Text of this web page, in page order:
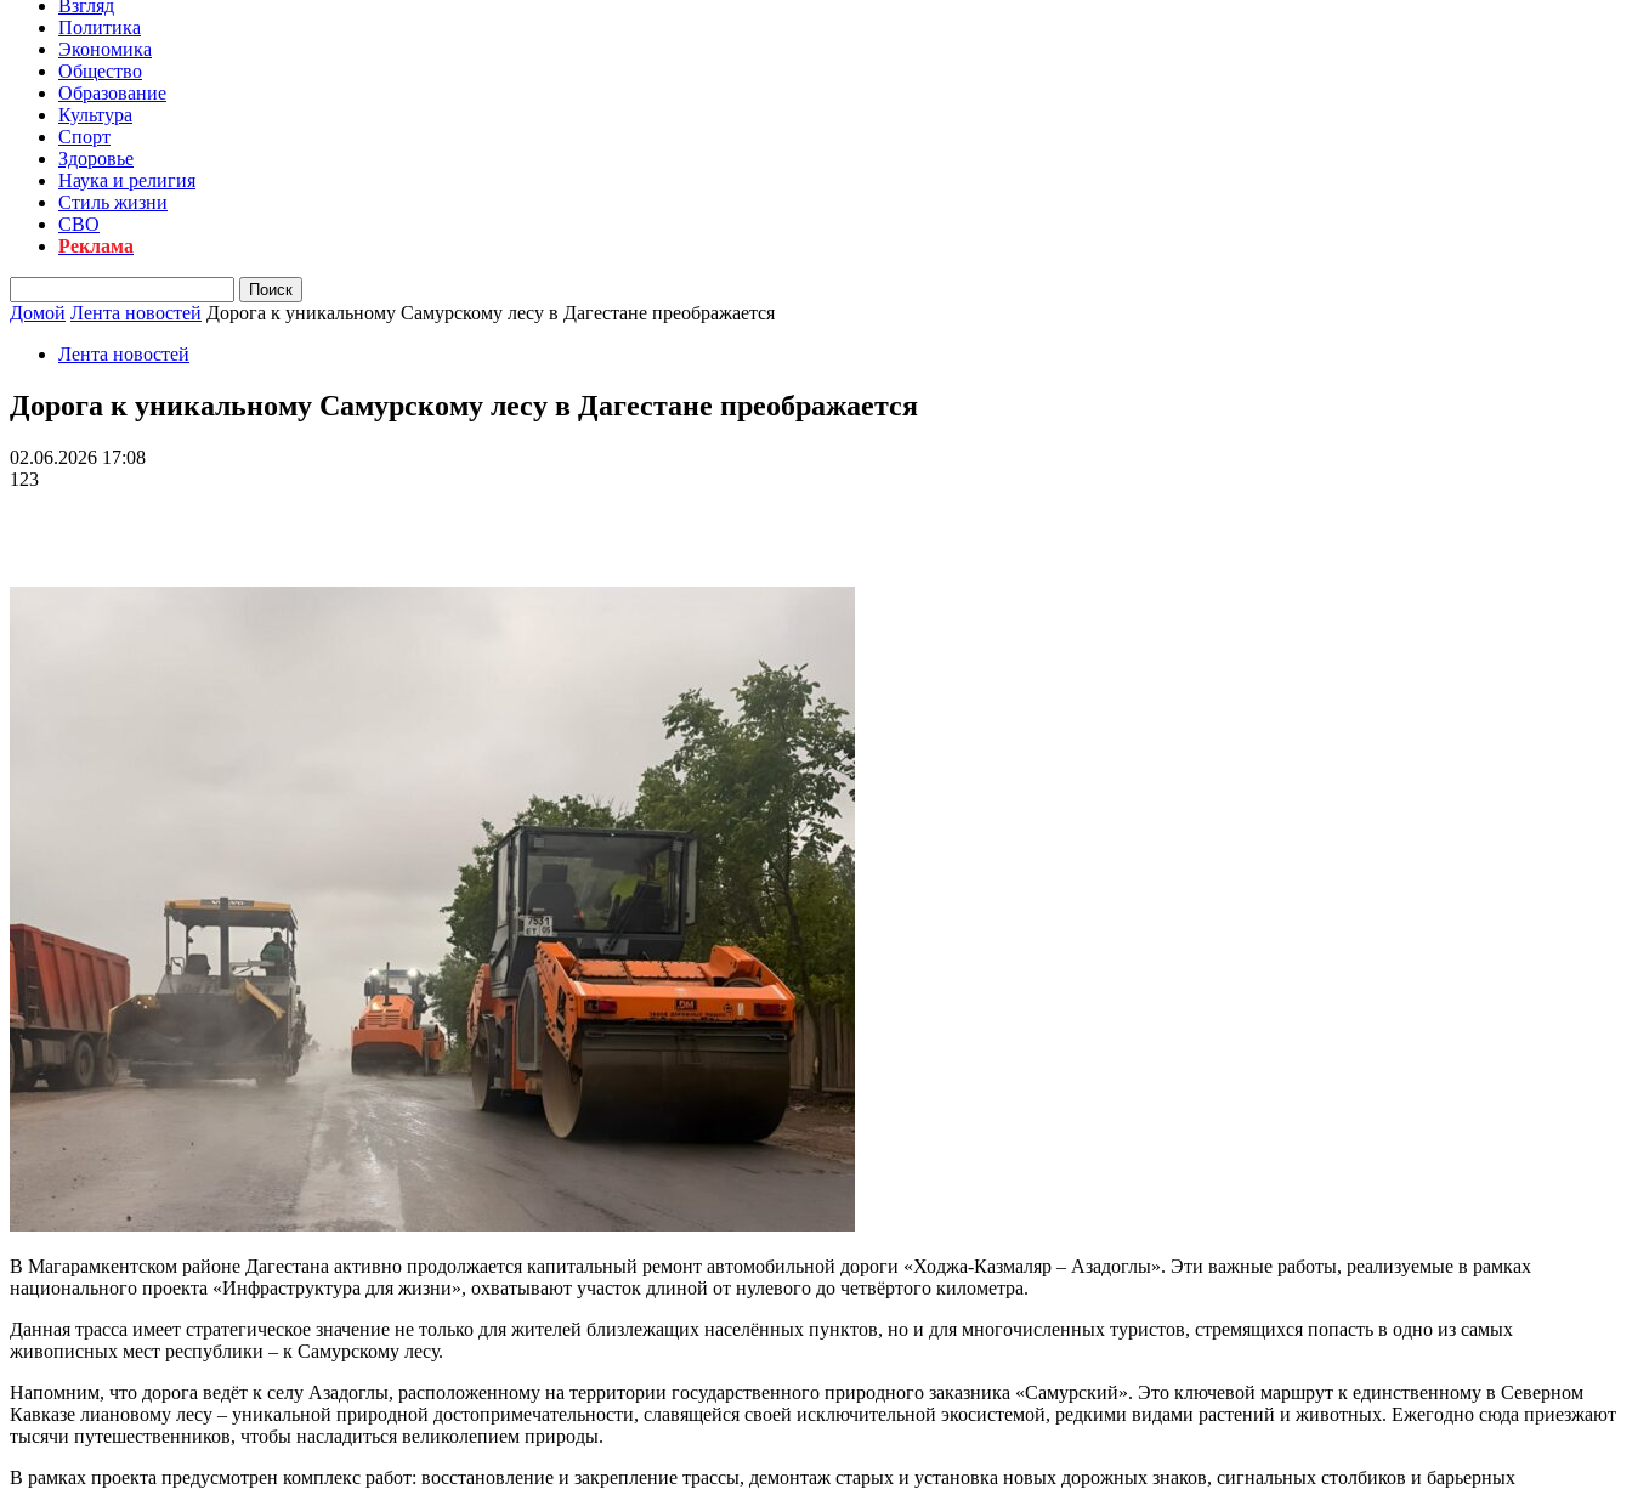
Взгляд
Политика
Экономика
Общество
Образование
Культура
Спорт
Здоровье
Наука и религия
Стиль жизни
СВО
Реклама
Домой Лента новостей Дорога к уникальному Самурскому лесу в Дагестане преображается
Лента новостей
Дорога к уникальному Самурскому лесу в Дагестане преображается
02.06.2026 17:08
123
В Магарамкентском районе Дагестана активно продолжается капитальный ремонт автомобильной дороги «Ходжа-Казмаляр – Азадоглы». Эти важные работы, реализуемые в рамках
национального проекта «Инфраструктура для жизни», охватывают участок длиной от нулевого до четвёртого километра.
Данная трасса имеет стратегическое значение не только для жителей близлежащих населённых пунктов, но и для многочисленных туристов, стремящихся попасть в одно из самых
живописных мест республики – к Самурскому лесу.
Напомним, что дорога ведёт к селу Азадоглы, расположенному на территории государственного природного заказника «Самурский». Это ключевой маршрут к единственному в Северном
Кавказе лиановому лесу – уникальной природной достопримечательности, славящейся своей исключительной экосистемой, редкими видами растений и животных. Ежегодно сюда приезжают
тысячи путешественников, чтобы насладиться великолепием природы.
В рамках проекта предусмотрен комплекс работ: восстановление и закрепление трассы, демонтаж старых и установка новых дорожных знаков, сигнальных столбиков и барьерных